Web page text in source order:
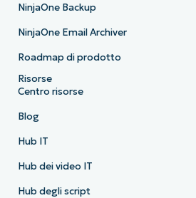
NinjaOne Backup
NinjaOne Email Archiver
Roadmap di prodotto
Risorse
Centro risorse
Blog
Hub IT
Hub dei video IT
Hub degli script